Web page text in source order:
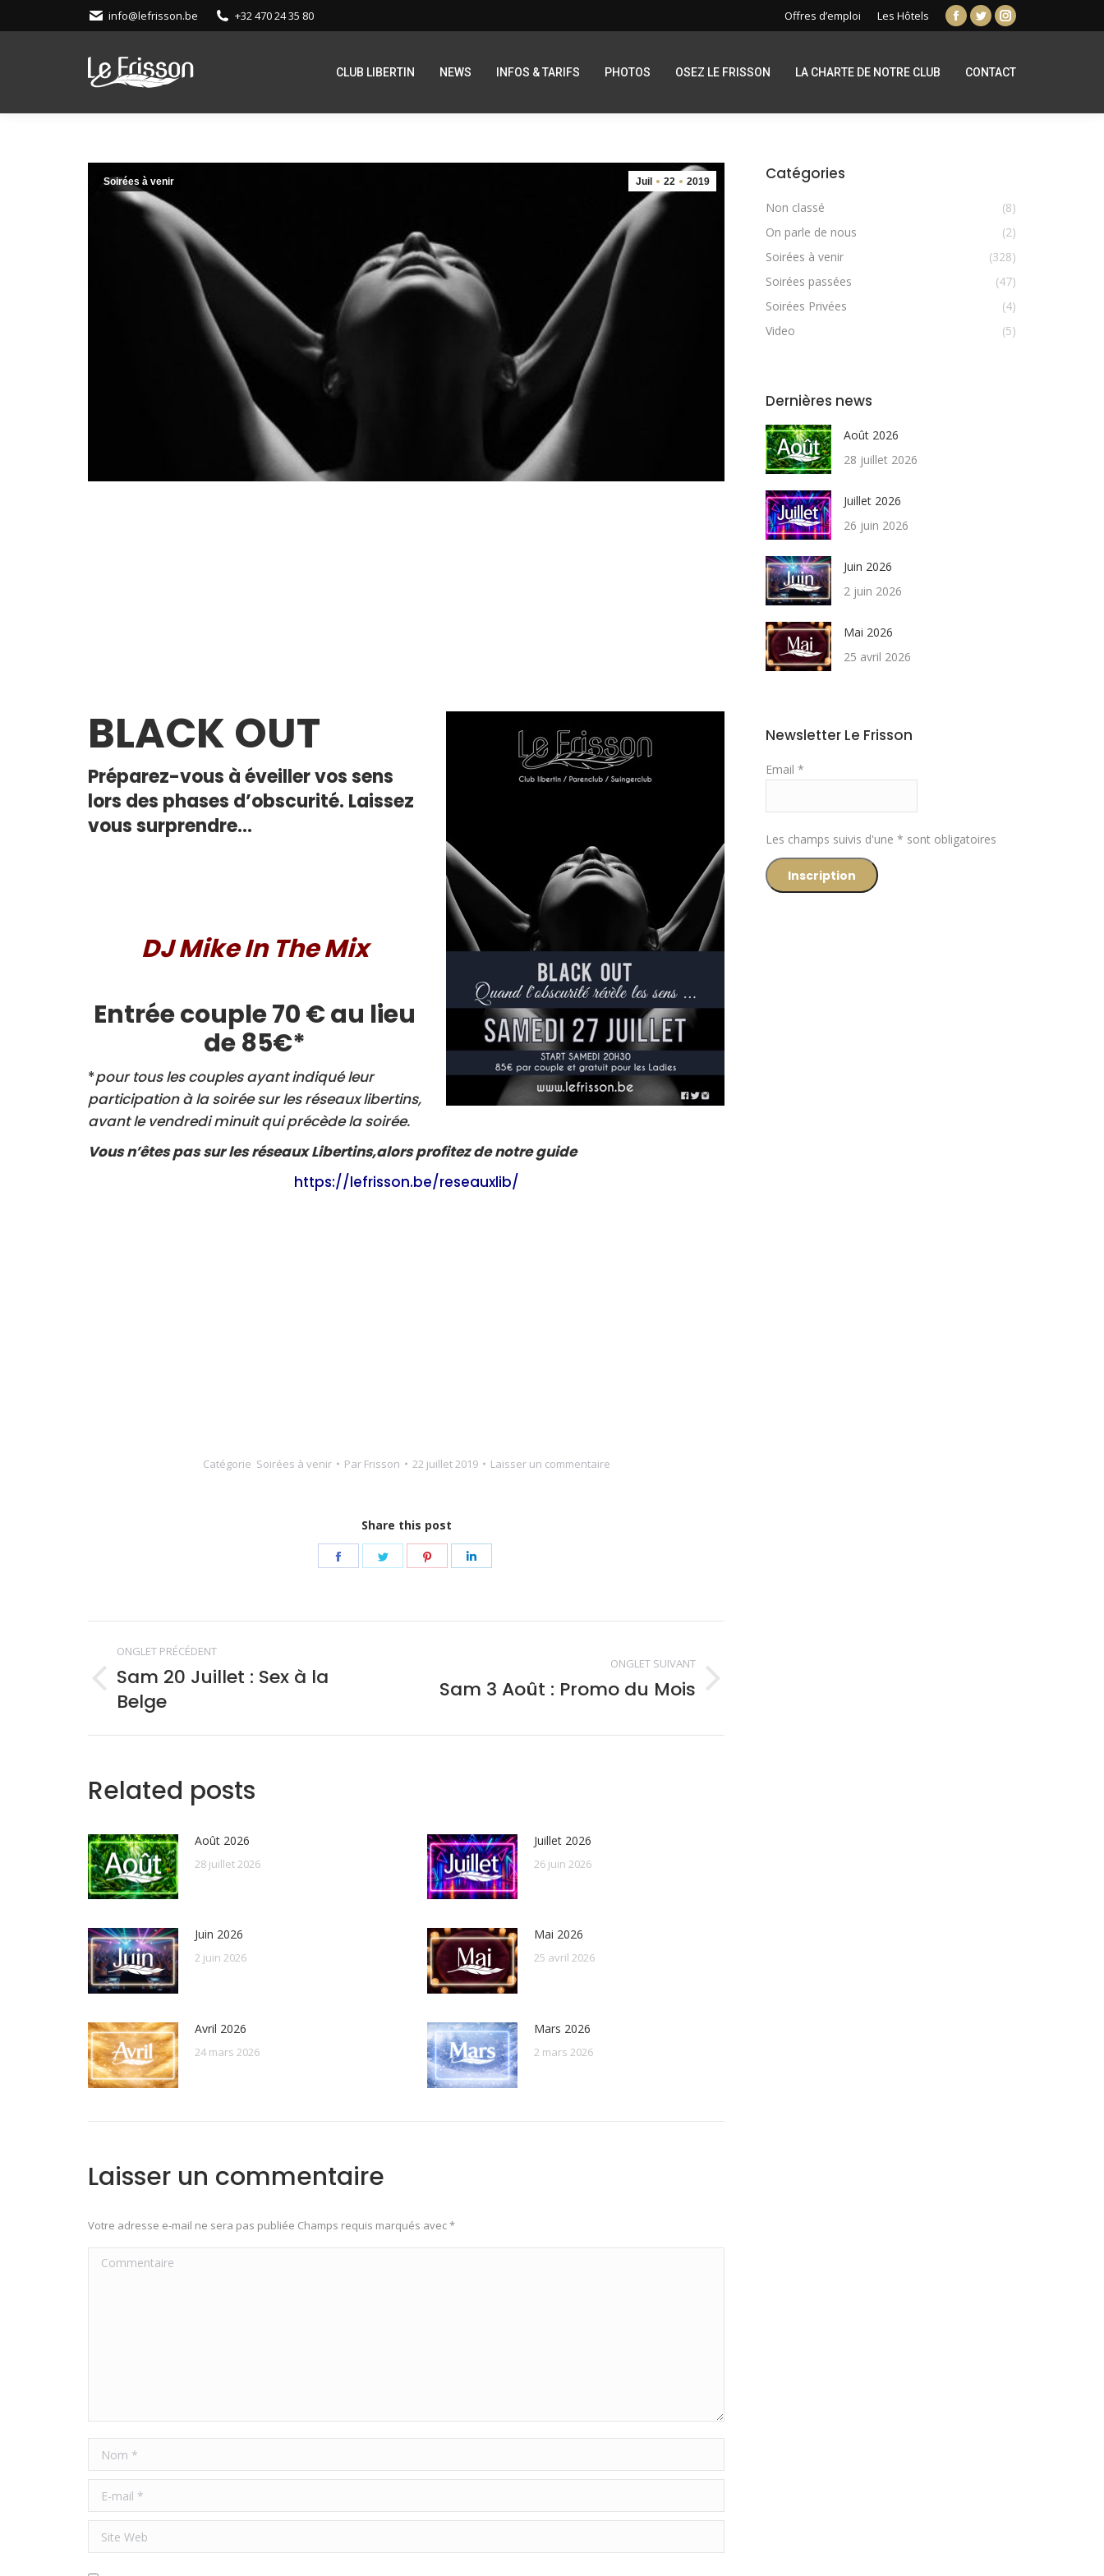
info@lefrisson.be +32 470 24 35 80 Offres d’emploi Les Hôtels
Facebook
opens
new
Twitter
opens
new
Instagram
opens
new
CLUB LIBERTIN NEWS INFOS & TARIFS PHOTOS OSEZ LE FRISSON LA CHARTE DE NOTRE CLUB CONTACT
Juil 22 2019
Soirées à venir
BLACK OUT
Préparez-vous à éveiller vos sens
lors des phases d’obscurité. Laissez
vous surprendre…
DJ Mike In The Mix
Entrée couple 70 € au lieu
de 85€*
*pour tous les couples ayant indiqué leur
participation à la soirée sur les réseaux libertins,
avant le vendredi minuit qui précède la soirée.
Vous n’êtes pas sur les réseaux Libertins,alors profitez de notre guide
https://lefrisson.be/reseauxlib/
Catégorie Soirées à venir Par Frisson 22 juillet 2019 Laisser un commentaire
Share this post
Share Share
Share
Navigation
de
commentaire
ONGLET PRÉCÉDENT
Onglet
précédent
Sam 20 Juillet : Sex à la
Belge
ONGLET SUIVANT
Onglet
Sam 3 Août : Promo du Mois
Related posts
Août 2026
28 juillet 2026
Juillet 2026
26 juin 2026
Juin 2026
2 juin 2026
Mai 2026
25 avril 2026
Avril 2026
24 mars 2026
Mars 2026
2 mars 2026
Laisser un commentaire
Votre adresse e-mail ne sera pas publiée Champs requis marqués avec*
Commentaire
Nom *
E-mail *
Site Web
Catégories
Non classé
(8)
On parle de nous
(2)
Soirées à venir
(328)
Soirées passées
(47)
Soirées Privées
(4)
Video
(5)
Dernières news
Août 2026
28 juillet 2026
Juillet 2026
26 juin 2026
Juin 2026
2 juin 2026
Mai 2026
25 avril 2026
Newsletter Le Frisson
Email *
Les champs suivis d'une * sont obligatoires